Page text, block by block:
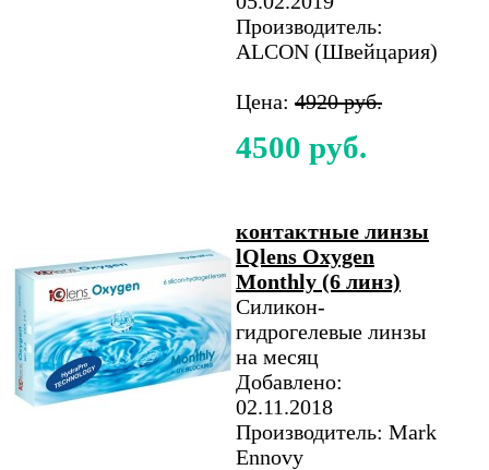
Производитель:
ALCON (Швейцария)
Цена: 4920 руб.
4500 руб.
контактные линзы
lQlens Oxygen
Monthly (6 линз)
Силикон-
гидрогелевые линзы
на месяц
Добавлено:
02.11.2018
Производитель: Mark
Ennovy